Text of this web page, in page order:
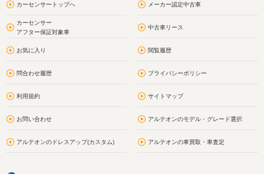
カーセンサートップへ メーカー認定中古車
カーセンサー
アフター保証対象車
中古車リース
お気に入り 閲覧履歴
問合わせ履歴 プライバシーポリシー
利用規約 サイトマップ
お問い合わせ アルテオンのモデル・グレード選択
アルテオンのドレスアップ(カスタム) アルテオンの車買取・車査定